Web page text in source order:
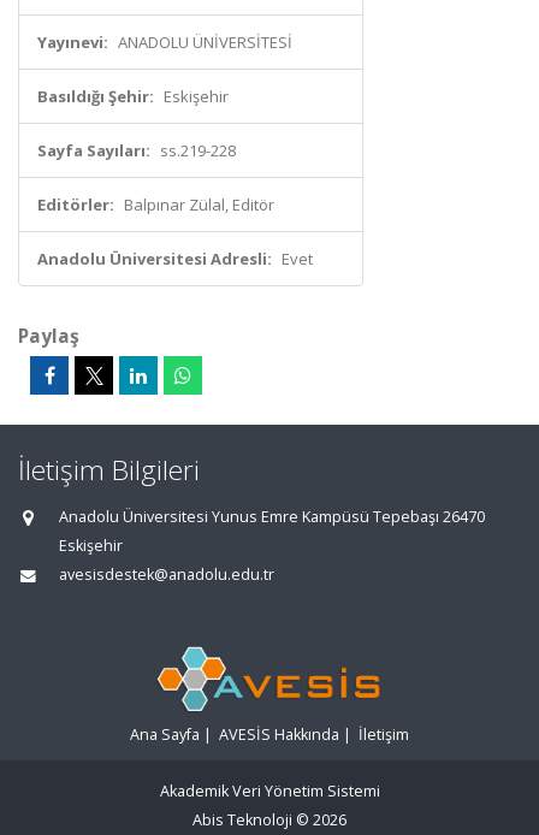
Yayınevi: ANADOLU ÜNİVERSİTESİ
Basıldığı Şehir: Eskişehir
Sayfa Sayıları: ss.219-228
Editörler: Balpınar Zülal, Editör
Anadolu Üniversitesi Adresli: Evet
Paylaş
İletişim Bilgileri
Anadolu Üniversitesi Yunus Emre Kampüsü Tepebaşı 26470
Eskişehir
avesisdestek@anadolu.edu.tr
Ana Sayfa | AVESİS Hakkında | İletişim
Akademik Veri Yönetim Sistemi
Abis Teknoloji © 2026